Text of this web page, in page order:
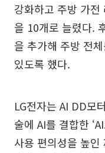
강화하고 주방 가
을 10개로 늘렸다.
을 추가해 주방 전
있도록 했다.
LG전자는 AI DD모
술에 AI를 결합한
사용 편의성을 높인